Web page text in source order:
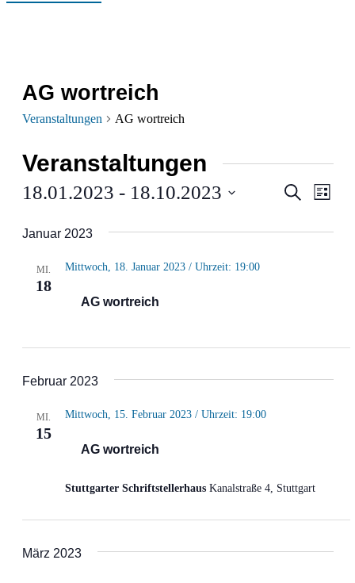
AG wortreich
Veranstaltungen AG wortreich
Veranstaltungen
SucheListe
18.01.2023 - 18.10.2023
wählen.
Januar 2023
MI.
18
AG wortreich
Mittwoch, 18. Januar 2023 / Uhrzeit: 19:00
Februar 2023
MI.
15
AG wortreich
Mittwoch, 15. Februar 2023 / Uhrzeit: 19:00
Stuttgarter Schriftstellerhaus Kanalstraße 4, Stuttgart
März 2023